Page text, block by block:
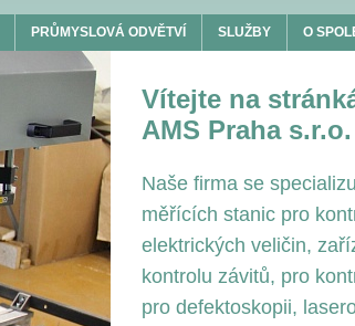
O
SLUŽBY
PRŮMYSLOVÁ ODVĚTVÍ
Vítejte na
AMS Praha s.r.o.
Naše firma se
měřících stanic pro
elektrických veličin,
kontrolu závitů, pro
pro defektoskopii,